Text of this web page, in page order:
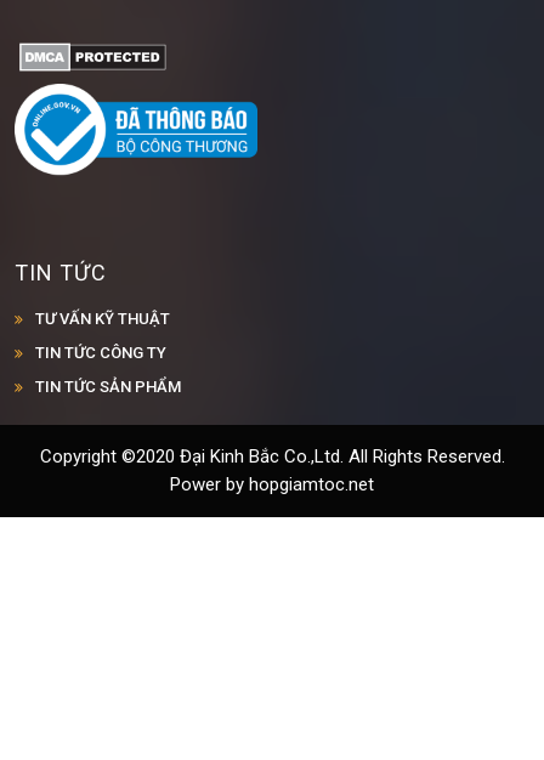
TIN TỨC
TƯ VẤN KỸ THUẬT
TIN TỨC CÔNG TY
TIN TỨC SẢN PHẨM
Copyright ©2020 Đại Kinh Bắc Co.,Ltd. All Rights Reserved.
Power by hopgiamtoc.net